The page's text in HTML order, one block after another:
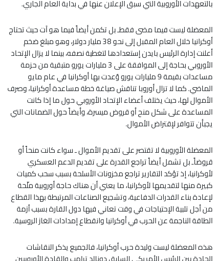
بالتعهدات الأوروبية التي سبق الإعلان عنها في بداية العام الجاري.
المعضلة ليست فيما مضى فقطـ بل تكمن أيضاً فيما هو آت حيث تحتاج
أوكرانيا خلال العام المقبل إلى نحو 38 مليار دولار، وهو مبلغ ضخم
أعلنت إدارة الرئيس بايدن إستعدادها لتغطية نصفه، بينما لا يزال الإتحاد
الأوروبي بحاجة إلى الموافقة على 3 مليارات يورو متبقية من حزمة
مساعدات بقيمة 9 مليارات يورو وٌعدت بها أوكرانيا في عام مايو
الماضي. كما لا تزال أوروبا تناقش صياغة خطة مساعدة أوكرانيا، وصرف
الأموال لها، حيث يختلف أعضاء الإتحاد الأوروبي حول ما إذا كانت
المساعدة على شكل منح أو قروض ميسرة، وأيضاً حول الضمانات التي
يجبأن تتوافر لإقتراض الأموال.
المعضلة الأوروبية لا تقتصر على تقديم الأموال ـ سواء كانت منحاً أو
قروضاًـ بل تشمل أيضاً تراجع القدرة على تقديم الدعم العسكري
لأوكرانيا، إذ تؤكد التقارير تراجع مخزونات الأسلحة بسبب سحب كميات
كبيرة منها لتقديمها لأوكرانيا، ما يعني أن هناك حاجة أوروبية ملّحة
لإعادة بناء القدرات الدفاعية، وتشجيع الصناعات المرتبطة بهذا القطاع
من أجل تلبية الإحتياجات في وقت تعاني فيها دول القارة بسبب أزمة
الطاقة الناجمة عن الحرب في أوكرانيا وانقطاع إمدادات الغاز الروسية.
هذه المعضلة ليست وليدة حرب أوكرانيا، فالجميع يذكر النقاشات